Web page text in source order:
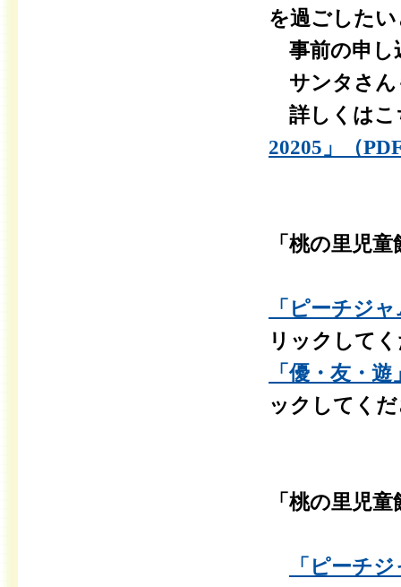
を過ごした
事前の申し
サンタさん
詳しくはこ
20205」（
「桃の里児
「ピーチジ
リックして
「優・友・
ックしてく
「桃の里児
「ピーチ